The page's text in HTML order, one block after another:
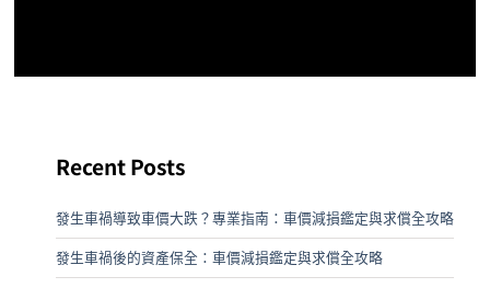
Recent Posts
發生車禍導致車價大跌？專業指南：車價減損鑑定與求償全攻略
發生車禍後的資產保全：車價減損鑑定與求償全攻略